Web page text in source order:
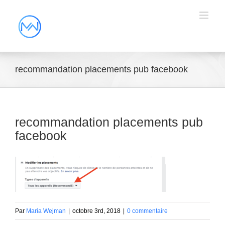
recommandation placements pub facebook
recommandation placements pub
facebook
Par Maria Wejman octobre 3rd, 2018 0 commentaire